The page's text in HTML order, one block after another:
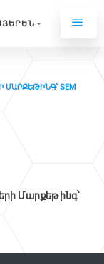
SEM
Մարքեթինգ՝